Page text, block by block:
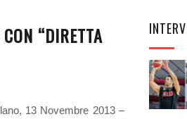
“DIRETTA
13 Novembre 2013 –